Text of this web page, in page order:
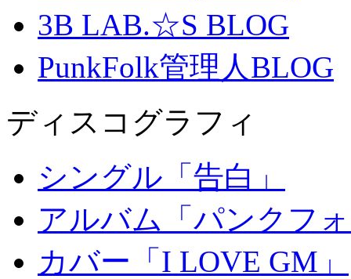
3B LAB.☆S BLOG
PunkFolk管理人BLOG
ディスコグラフィ
シングル「告白」
アルバム「パンクフ
カバー「I LOVE GM」